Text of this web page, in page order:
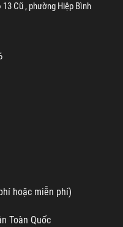
Cũ , phường Hiệp Bình
hoặc miễn phí)
Toàn Quốc